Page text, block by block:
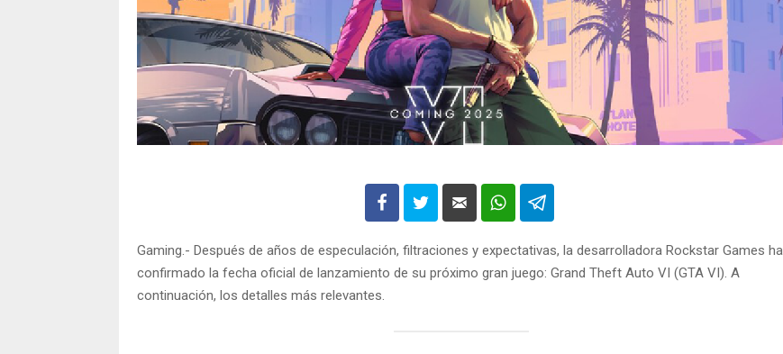
Gaming.- Después de años de especulación, filtraciones y expectativas, la desarrolladora Rockstar Games ha
confirmado la fecha oficial de lanzamiento de su próximo gran juego: Grand Theft Auto VI (GTA VI). A
continuación, los detalles más relevantes.